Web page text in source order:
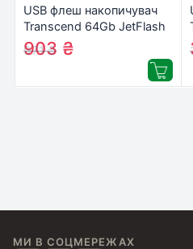
USB флеш накопичувач
Transcend 64Gb JetFlash
700 (TS64GJF700)
971₴
903 ₴
МИ В СОЦМЕРЕЖАХ